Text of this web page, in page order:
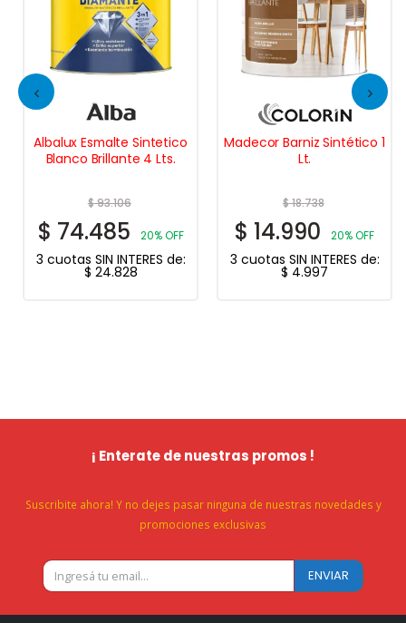
Albalux Esmalte Sintetico
Blanco Brillante 4 Lts.
$93.106
$ 74.485 20% OFF
3 cuotas SIN INTERES de:
$ 24.828
Madecor Barniz Sintético 1
Lt.
$18.738
$ 14.990 20% OFF
3 cuotas SIN INTERES de:
$ 4.997
¡ Enterate de nuestras promos !
Suscribite ahora! Y no dejes pasar ninguna de nuestras novedades y
promociones exclusivas